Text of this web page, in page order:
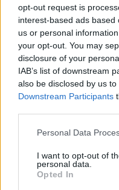
opt-out request is
interest-based ads
us or personal
your opt-out. You may
disclosure of your
IAB’s list of downstream
also be disclosed by us
Downstream Participants
Personal Data
I want to opt-out of
personal data.
Opted In